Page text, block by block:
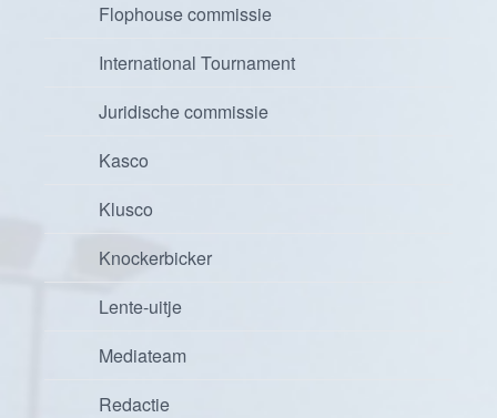
Flophouse commissie
International Tournament
Juridische commissie
Kasco
Klusco
Knockerbicker
Lente-uitje
Mediateam
Redactie